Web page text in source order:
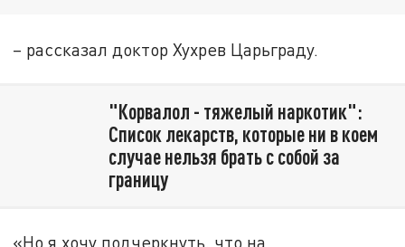
– рассказал доктор Хухрев Царьграду.
"Корвалол - тяжелый наркотик":
Список лекарств, которые ни в коем
случае нельзя брать с собой за
границу
«Но я хочу подчеркнуть, что на